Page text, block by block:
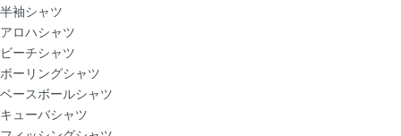
半袖シャツ
アロハシャツ
ビーチシャツ
ボーリングシャツ
ベースボールシャツ
キューバシャツ